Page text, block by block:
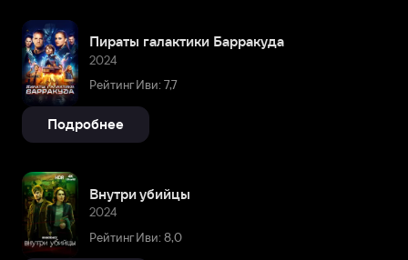
Пираты галактики Барракуда
2024
Рейтинг Иви: 7,7
Подробнее
Внутри убийцы
2024
Рейтинг Иви: 8,0